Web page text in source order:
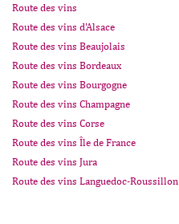
Route des vins
Route des vins d'Alsace
Route des vins Beaujolais
Route des vins Bordeaux
Route des vins Bourgogne
Route des vins Champagne
Route des vins Corse
Route des vins Île de France
Route des vins Jura
Route des vins Languedoc-Roussillon